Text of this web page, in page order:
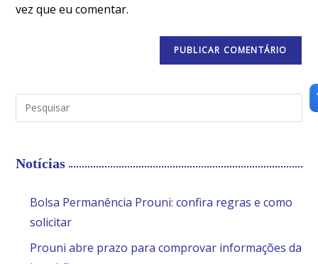
vez que eu comentar.
Notícias
Bolsa Permanência Prouni: confira regras e como
solicitar
Prouni abre prazo para comprovar informações da